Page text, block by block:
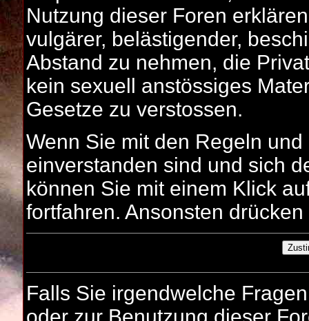
Nutzung dieser Foren
vulgärer, belästigender,
Abstand zu nehmen, die
kein sexuell anstössiges
Gesetze zu verstossen.
Wenn Sie mit den Regeln
einverstanden sind und sich
können Sie mit einem Klick
fortfahren. Ansonsten
Falls Sie irgendwelche